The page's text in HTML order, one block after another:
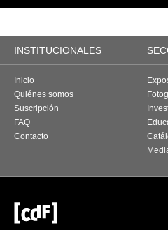
INSTITUCIONALES
Inicio
Quiénes somos
Suscripción
FAQ
Contacto